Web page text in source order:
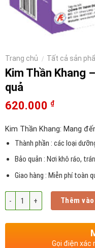
Trang chủ / Tất cả sản
Kim Thần Khang
quả
620.000 ₫
Kim Thần Khang: Mang
Thành phần : các loại
Bảo quản : Nơi khô ráo,
Giao hàng : Miễn phí toàn
Số lượng Thêm
Gọi điện xác